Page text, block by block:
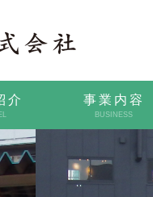
介 事業内容
BUSINESS